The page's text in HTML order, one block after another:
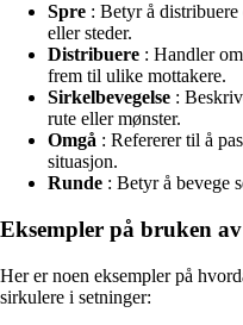
Spre : Betyr å
eller steder.
Distribuere : Handler
frem til ulike mottakere.
Sirkelbevegelse :
rute eller mønster.
Omgå : Refererer til å
situasjon.
Runde : Betyr å bevege
Eksempler på bruken
Her er noen eksempler på
sirkulere i setninger: